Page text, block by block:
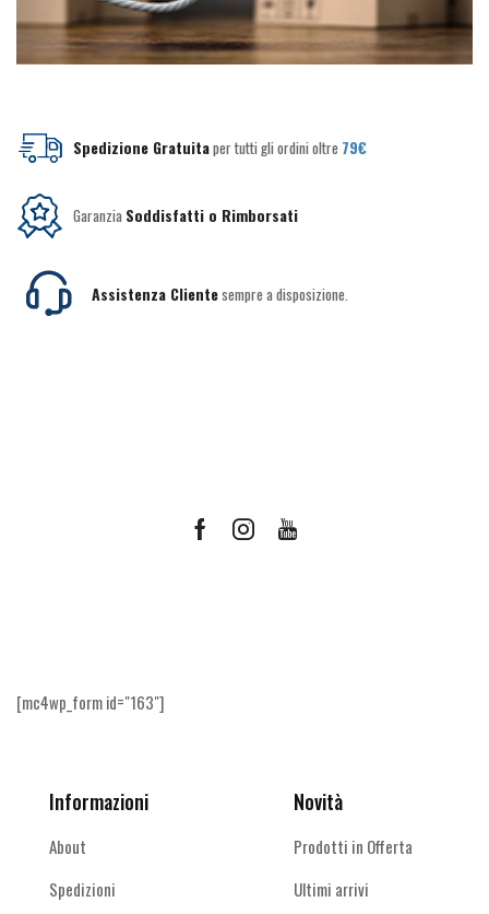
Spedizione Gratuitaper tutti gli ordini oltre 79€
Garanzia Soddisfatti o Rimborsati
Assistenza Clientesempre a disposizione.
FacebookInstagramYoutube
[mc4wp_form id="163"]
Informazioni
About
Spedizioni
Novità
Prodotti in Offerta
Ultimi arrivi